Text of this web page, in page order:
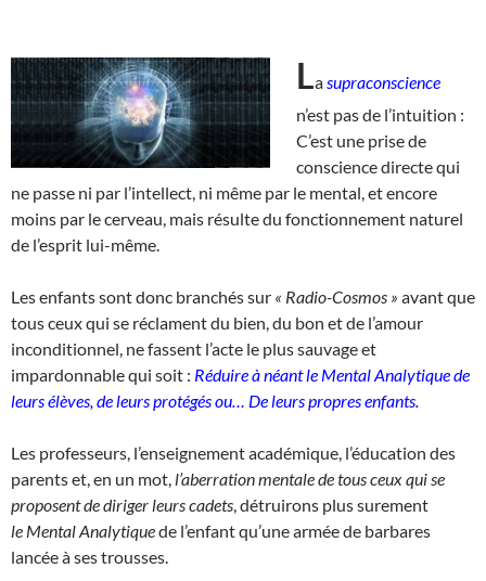
La supraconscience
n’est pas de l’intuition :
C’est une prise de
conscience directe qui
ne passe ni par l’intellect, ni même par le mental, et encore
moins par le cerveau, mais résulte du fonctionnement naturel
de l’esprit lui-même.
Les enfants sont donc branchés sur « Radio-Cosmos » avant que
tous ceux qui se réclament du bien, du bon et de l’amour
inconditionnel, ne fassent l’acte le plus sauvage et
impardonnable qui soit : Réduire à néant le Mental Analytique de
leurs élèves, de leurs protégés ou…
De leurs propres enfants.
Les professeurs, l’enseignement académique, l’éducation des
parents et, en un mot, l’aberration mentale de tous ceux qui se
proposent de diriger leurs cadets , détruirons plus surement
le Mental Analytiquede l’enfant qu’une armée de barbares
lancée à ses trousses.